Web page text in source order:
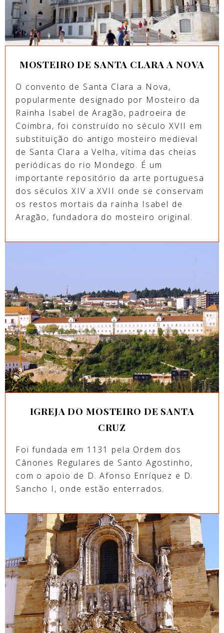
MOSTEIRO DE SANTA CLARA A NOVA
O convento de Santa Clara a Nova,
popularmente designado por Mosteiro da
Rainha Isabel de Aragão, padroeira de
Coimbra, foi construído no século XVII em
substituição do antigo mosteiro medieval
de Santa Clara a Velha, vítima das cheias
periódicas do rio Mondego. É um
importante repositório da arte portuguesa
dos séculos XIV a XVII onde se conservam
os restos mortais da rainha Isabel de
Aragão, fundadora do mosteiro original.
IGREJA DO MOSTEIRO DE SANTA
CRUZ
Foi fundada em 1131 pela Ordem dos
Cânones Regulares de Santo Agostinho,
com o apoio de D. Afonso Enríquez e D.
Sancho I, onde estão enterrados.